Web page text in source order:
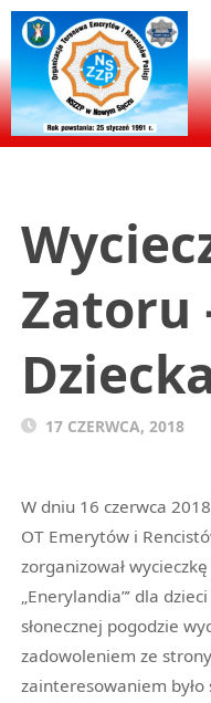
Zatoru
17 CZERWCA, 2018
W dniu 16 czerwca
OT Emerytów i
zorganizował
„Enerylandia”’ dla
słonecznej pogodzie
zadowoleniem ze
zainteresowaniem